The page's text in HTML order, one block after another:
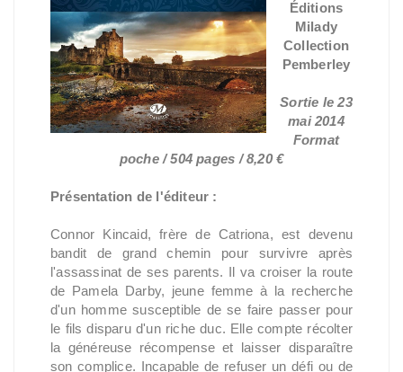
Éditions
Milady
Collection
Pemberley
Sortie le 23
mai 2014
Format
poche / 504 pages / 8,20 €
Présentation de l'éditeur :
Connor Kincaid, frère de Catriona, est devenu
bandit de grand chemin pour survivre après
l'assassinat de ses parents. Il va croiser la route
de Pamela Darby, jeune femme à la recherche
d'un homme susceptible de se faire passer pour
le fils disparu d'un riche duc. Elle compte récolter
la généreuse récompense et laisser disparaître
son complice. Incapable de refuser un défi ou de